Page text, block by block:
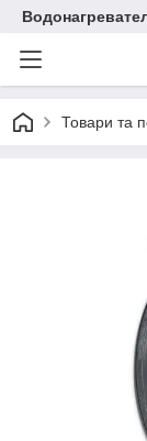
Товари та